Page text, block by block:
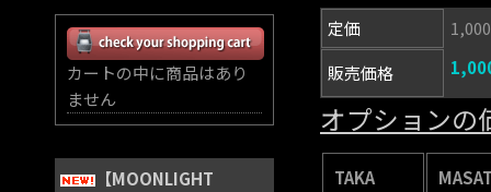
カートの中に商品はあり
ません
【MOONLIGHT
定価
販売価格
オプションの
TAKA